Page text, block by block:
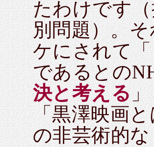
たわけです
別問題）。
ケにされて
であるとの
決と考える
「黒澤映画
の非芸術的